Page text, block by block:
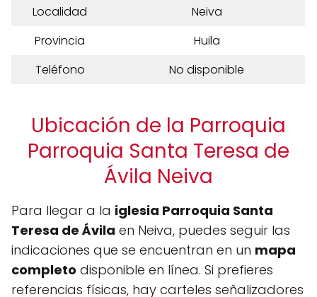
Localidad
Neiva
Provincia
Huila
Teléfono
No disponible
Ubicación de la Parroquia
Parroquia Santa Teresa de
Ávila Neiva
Para llegar a la iglesia Parroquia Santa
Teresa de Ávila en Neiva, puedes seguir las
indicaciones que se encuentran en un mapa
completo disponible en línea. Si prefieres
referencias físicas, hay carteles señalizadores